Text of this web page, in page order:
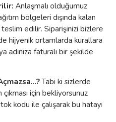
Anlaşmalı olduğumuz
bölgeleri dışında kalan
edilir. Siparişinizi bizlere
hijyenik ortamlarda kurallara
adınıza faturalı bir şekilde
Tabi ki sizlerde
için bekliyorsunuz
kodu ile çalışarak bu hatayı